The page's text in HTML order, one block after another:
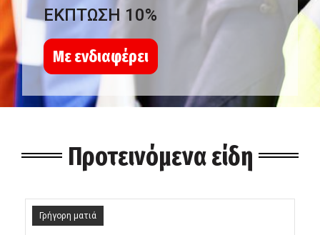
ΕΚΠΤΩΣΗ 10%
Με ενδιαφέρει
Προτεινόμενα είδη
Γρήγορη ματιά